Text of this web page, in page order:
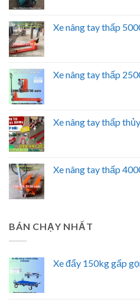
Xe nâng tay thấp
Xe nâng tay thấp
Xe nâng tay thấp
Xe nâng tay thấp
BÁN CHẠY NHẤT
Xe đẩy 150kg gấp